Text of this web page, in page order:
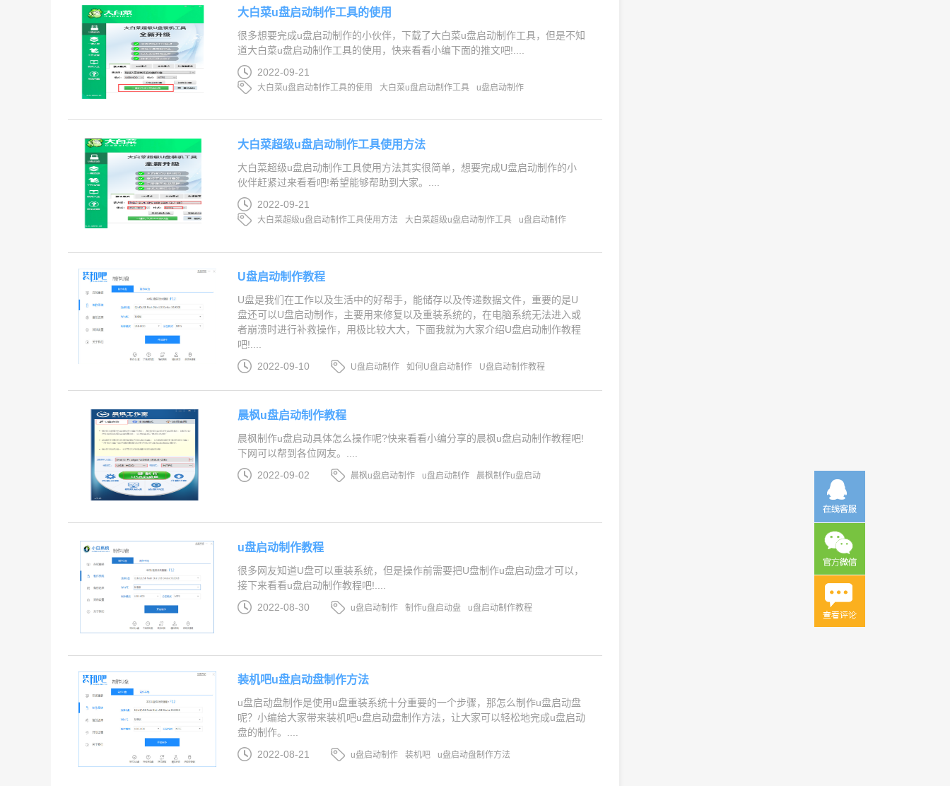
大白菜u盘启动制作工具的使用
很多想要完成u盘启动制作的小伙伴，下载了大白菜u盘启动制作工具，但是不知
道大白菜u盘启动制作工具的使用，快来看看小编下面的推文吧!....
2022-09-21
大白菜u盘启动制作工具的使用 大白菜u盘启动制作工具 u盘启动制作
大白菜超级u盘启动制作工具使用方法
大白菜超级u盘启动制作工具使用方法其实很简单，想要完成U盘启动制作的小
伙伴赶紧过来看看吧!希望能够帮助到大家。....
2022-09-21
大白菜超级u盘启动制作工具使用方法 大白菜超级u盘启动制作工具 u盘启动制作
U盘启动制作教程
U盘是我们在工作以及生活中的好帮手，能储存以及传递数据文件，重要的是U
盘还可以U盘启动制作，主要用来修复以及重装系统的，在电脑系统无法进入或
者崩溃时进行补救操作，用极比较大大，下面我就为大家介绍U盘启动制作教程
吧!....
2022-09-10
U盘启动制作 如何U盘启动制作 U盘启动制作教程
晨枫u盘启动制作教程
晨枫制作u盘启动具体怎么操作呢?快来看看小编分享的晨枫u盘启动制作教程吧!
下网可以帮到各位网友。....
2022-09-02
晨枫u盘启动制作 u盘启动制作 晨枫制作u盘启动
u盘启动制作教程
很多网友知道U盘可以重装系统，但是操作前需要把U盘制作u盘启动盘才可以，
接下来看看u盘启动制作教程吧!....
2022-08-30
u盘启动制作 制作u盘启动盘 u盘启动制作教程
装机吧u盘启动盘制作方法
u盘启动盘制作是使用u盘重装系统十分重要的一个步骤，那怎么制作u盘启动盘
呢？小编给大家带来装机吧u盘启动盘制作方法，让大家可以轻松地完成u盘启动
盘的制作。....
2022-08-21
u盘启动制作 装机吧 u盘启动盘制作方法